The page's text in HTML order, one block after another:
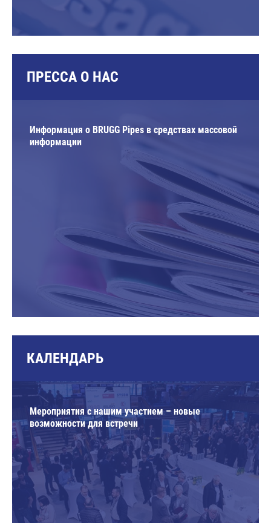
ПРЕССА О НАС
Информация о BRUGG Pipes в средствах массовой
информации
КАЛЕНДАРЬ
Мероприятия с нашим участием – новые
возможности для встречи